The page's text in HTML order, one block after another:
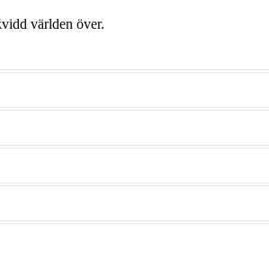
världen över.